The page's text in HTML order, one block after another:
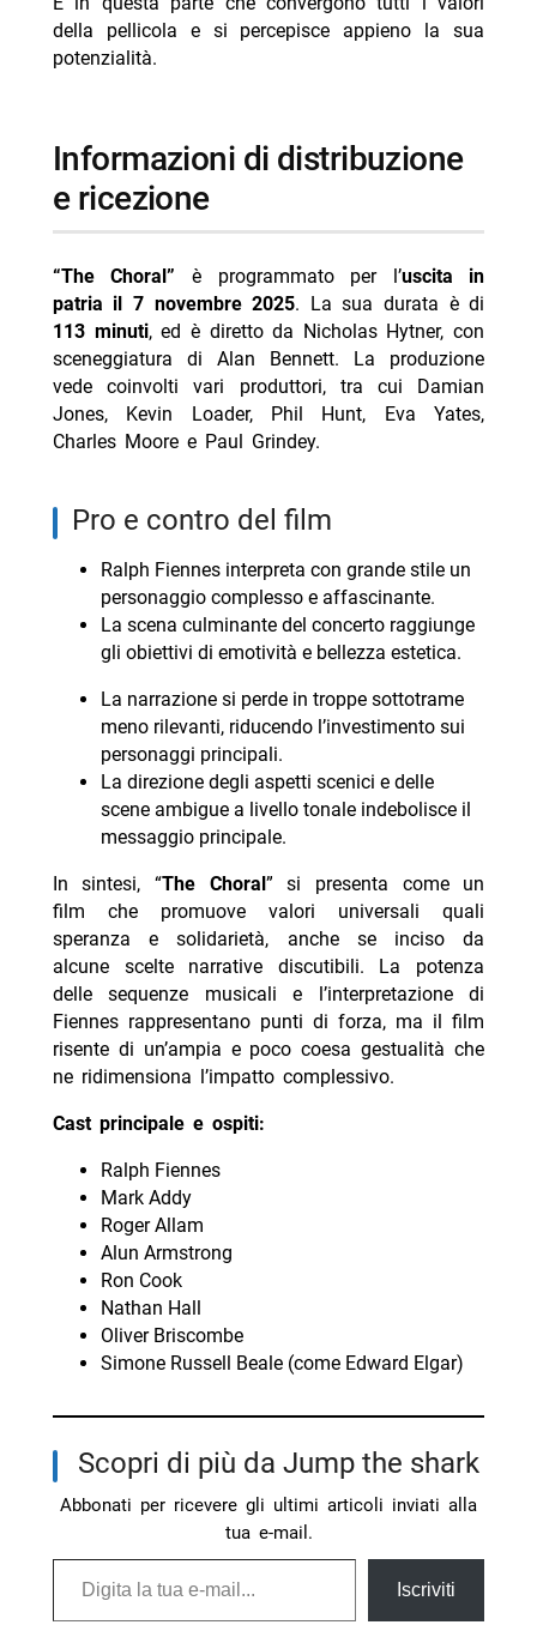
della pellicola e si percepisce appieno la sua
potenzialità.
informazioni di distribuzione
e ricezione
“The Choral” è programmato per l’uscita in
patria il 7 novembre 2025. La sua durata è di
113 minuti, ed è diretto da Nicholas Hytner, con
sceneggiatura di Alan Bennett. La produzione
vede coinvolti vari produttori, tra cui Damian
Jones, Kevin Loader, Phil Hunt, Eva Yates,
Charles Moore e Paul Grindey.
pro e contro del film
Ralph Fiennes interpreta con grande stile un
personaggio complesso e affascinante.
La scena culminante del concerto raggiunge
gli obiettivi di emotività e bellezza estetica.
La narrazione si perde in troppe sottotrame
meno rilevanti, riducendo l’investimento sui
personaggi principali.
La direzione degli aspetti scenici e delle
scene ambigue a livello tonale indebolisce il
messaggio principale.
In sintesi, “The Choral” si presenta come un
film che promuove valori universali quali
speranza e solidarietà, anche se inciso da
alcune scelte narrative discutibili. La potenza
delle sequenze musicali e l’interpretazione di
Fiennes rappresentano punti di forza, ma il film
risente di un’ampia e poco coesa gestualità che
ne ridimensiona l’impatto complessivo.
Cast principale e ospiti:
Ralph Fiennes
Mark Addy
Roger Allam
Alun Armstrong
Ron Cook
Nathan Hall
Oliver Briscombe
Simone Russell Beale (come Edward Elgar)
Scopri di più da Jump the shark
Abbonati per ricevere gli ultimi articoli inviati alla
tua e-mail.
Digita la tua e-mail...
Iscriviti